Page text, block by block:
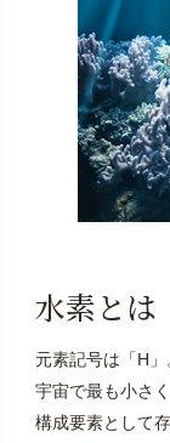
イントをご
なります。
水素とは
元素記号は「H
宇宙で最も小さ
構成要素として